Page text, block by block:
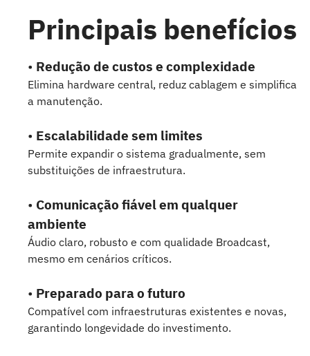
Principais benefícios
• Redução de custos e complexidade
Elimina hardware central, reduz cablagem e simplifica
a manutenção.
• Escalabilidade sem limites
Permite expandir o sistema gradualmente, sem
substituições de infraestrutura.
• Comunicação fiável em qualquer
ambiente
Áudio claro, robusto e com qualidade Broadcast,
mesmo em cenários críticos.
• Preparado para o futuro
Compatível com infraestruturas existentes e novas,
garantindo longevidade do investimento.